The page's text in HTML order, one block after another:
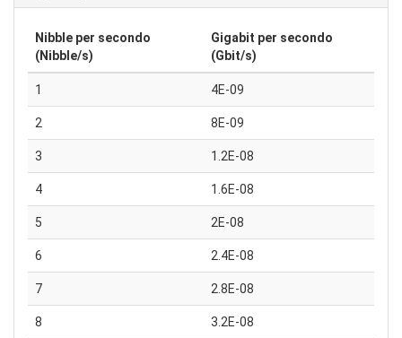
Nibble per secondo
(Nibble/s)
Gigabit per secondo
(Gbit/s)
1 4E-09
2 8E-09
3 1.2E-08
4 1.6E-08
5 2E-08
6 2.4E-08
7 2.8E-08
8 3.2E-08